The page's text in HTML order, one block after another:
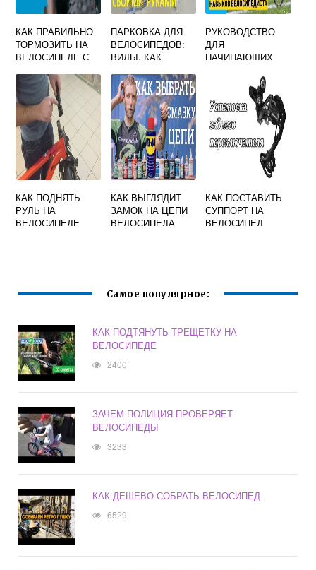
КАК ПРАВИЛЬНО
ТОРМОЗИТЬ НА
ВЕЛОСИПЕДЕ С
ТОРМОЗАМИ
ПАРКОВКА ДЛЯ
ВЕЛОСИПЕДОВ:
ВИДЫ, КАК
САМОСТОЯТЕЛЬН
О
РУКОВОДСТВО
ДЛЯ
НАЧИНАЮЩИХ
КАК ПОДНЯТЬ
РУЛЬ НА
ВЕЛОСИПЕДЕ
КАК ВЫГЛЯДИТ
ЗАМОК НА ЦЕПИ
ВЕЛОСИПЕДА
КАК ПОСТАВИТЬ
СУППОРТ НА
ВЕЛОСИПЕД
Самое популярное:
КАК ПОДТЯНУТЬ ТРЕЩЕТКУ НА
ВЕЛОСИПЕДЕ
2400
ЗАЧЕМ ПОЛИЦИЯ ПРОВЕРЯЕТ
ВЕЛОСИПЕДЫ
3233
КАК ДЕШЕВО СОБРАТЬ ВЕЛОСИПЕД
6529